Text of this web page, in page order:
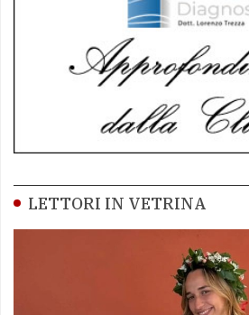
LETTORI IN VETRINA